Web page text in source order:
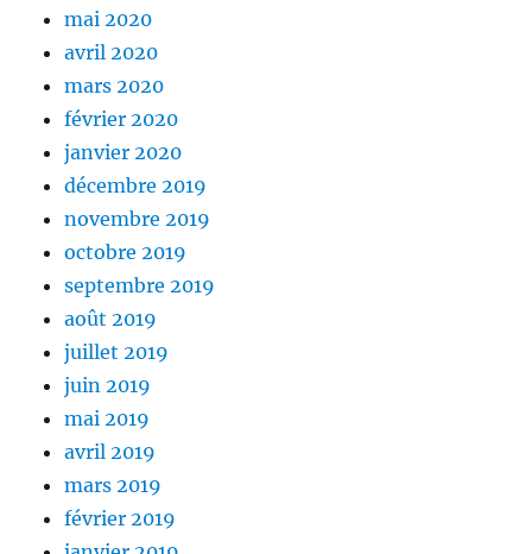
mai 2020
avril 2020
mars 2020
février 2020
janvier 2020
décembre 2019
novembre 2019
octobre 2019
septembre 2019
août 2019
juillet 2019
juin 2019
mai 2019
avril 2019
mars 2019
février 2019